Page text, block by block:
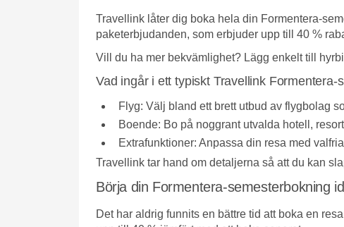
Travellink låter dig boka hela din Formentera-
paketerbjudanden, som erbjuder upp till 40 %
Vill du ha mer bekvämlighet? Lägg enkelt till
Vad ingår i ett typiskt Travellink Formentera-
Flyg: Välj bland ett brett utbud av flygbolag
Boende: Bo på noggrant utvalda hotell,
Extrafunktioner: Anpassa din resa med
Travellink tar hand om detaljerna så att du kan
Börja din Formentera-semesterbokning
Det har aldrig funnits en bättre tid att boka en